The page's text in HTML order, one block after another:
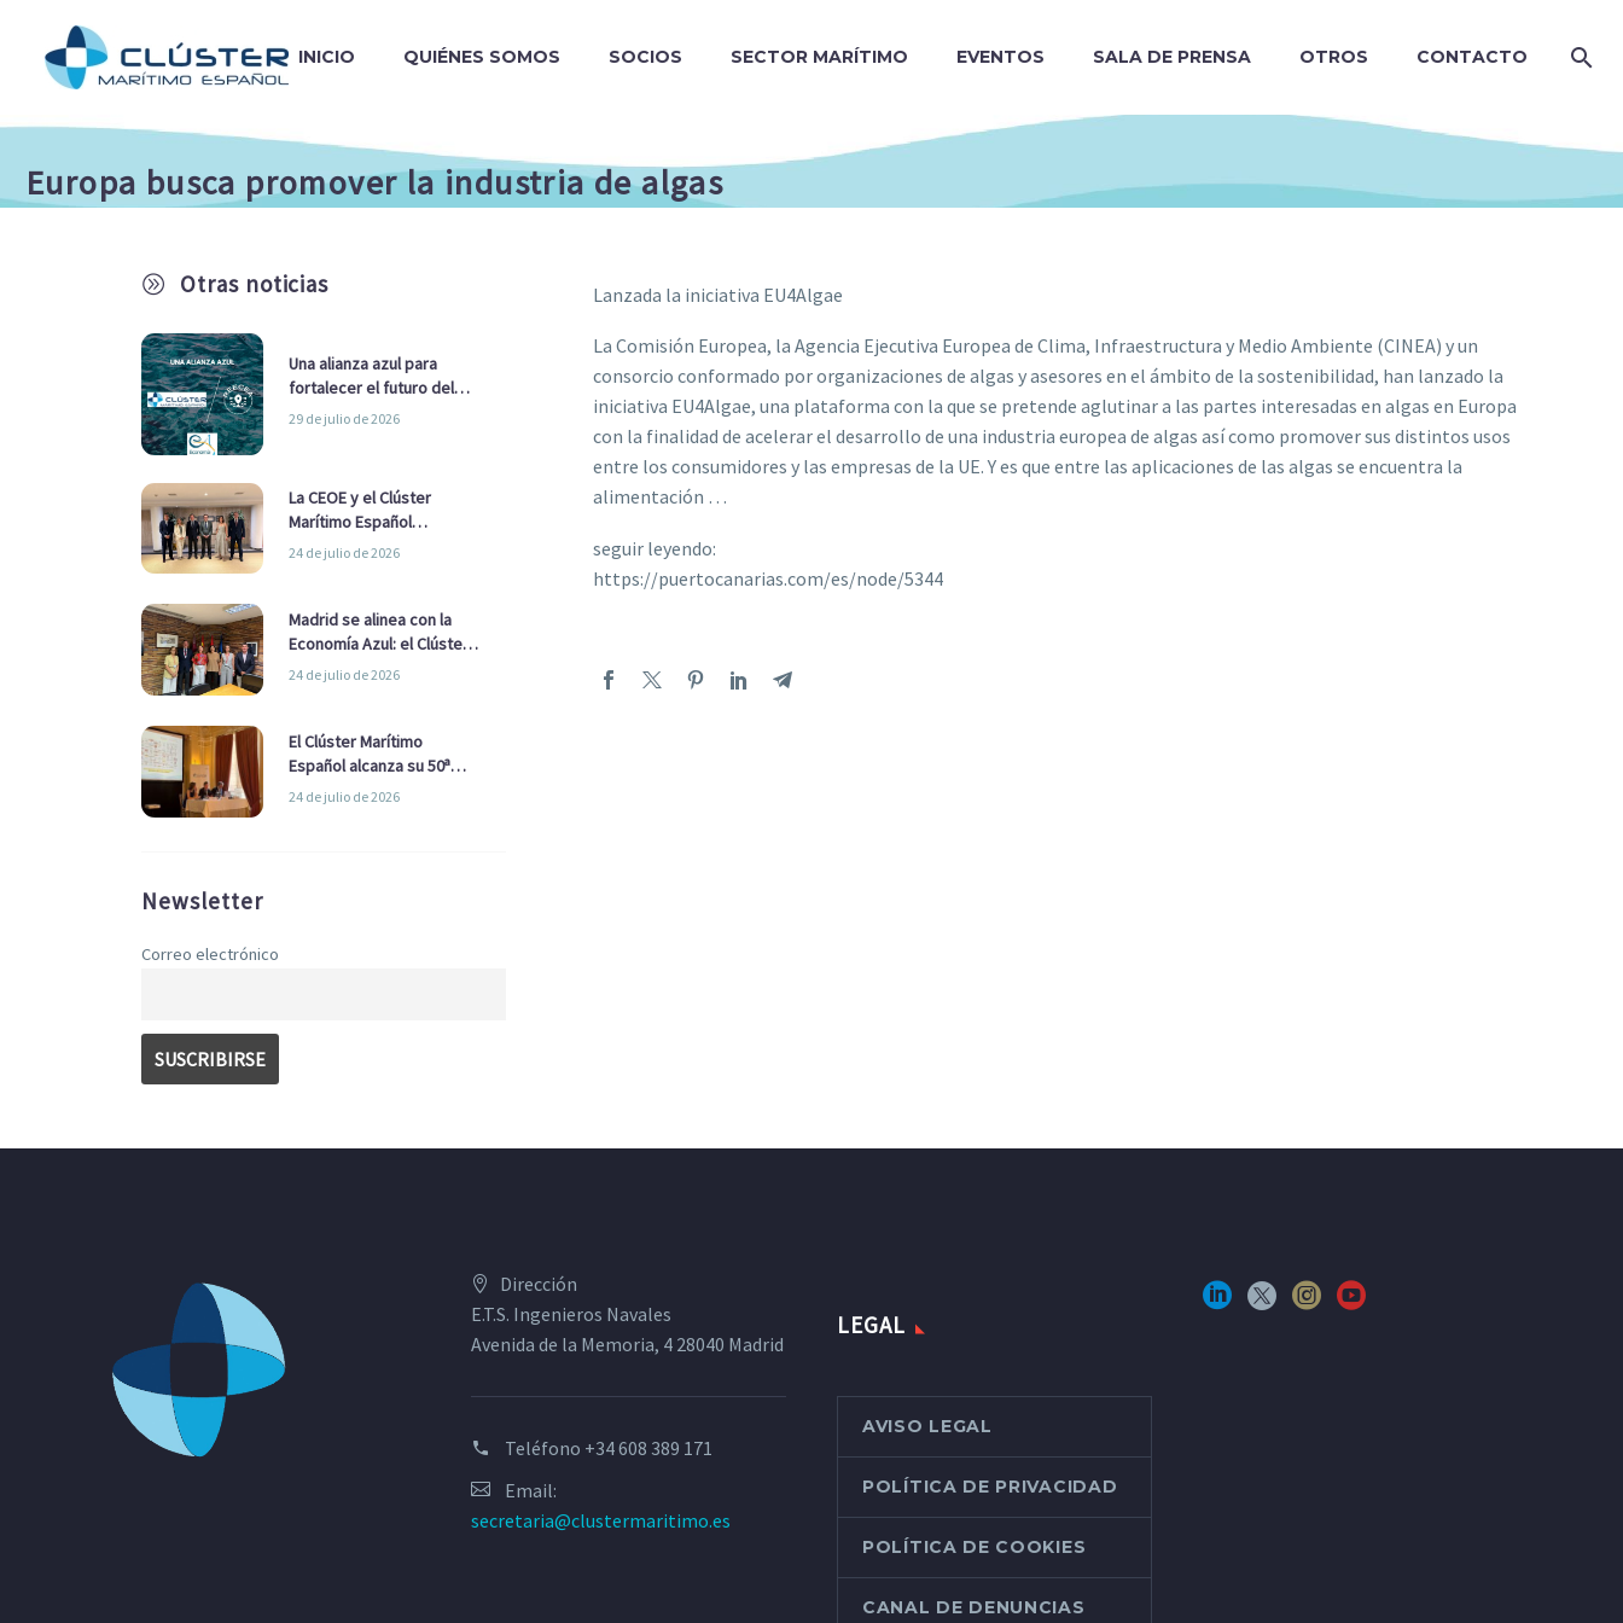
INICIO QUIÉNES SOMOS SOCIOS SECTOR MARÍTIMO EVENTOS SALA DE PRENSA OTROS CONTACTO
Europa busca promover la industria de algas
A Otras noticias
Una alianza azul para
fortalecer el futuro del
sector marítimo
29 de julio de 2026
La CEOE y el Clúster
Marítimo Español
refuerzan su alianza para
24 de julio de 2026
Madrid se alinea con la
Economía Azul: el Clúster
Marítimo Español y la Real
Ayuntamiento
24 de julio de 2026
El Clúster Marítimo
Español alcanza su 50ª
Asamblea reafirmando su
24 de julio de 2026
Newsletter
Correo electrónico
Lanzada la iniciativa EU4Algae
La Comisión Europea, la Agencia Ejecutiva Europea de Clima, Infraestructura y Medio Ambiente (CINEA) y un
consorcio conformado por organizaciones de algas y asesores en el ámbito de la sostenibilidad, han lanzado la
iniciativa EU4Algae, una plataforma con la que se pretende aglutinar a las partes interesadas en algas en Europa
con la finalidad de acelerar el desarrollo de una industria europea de algas así como promover sus distintos usos
entre los consumidores y las empresas de la UE. Y es que entre las aplicaciones de las algas se encuentra la
alimentación …
seguir leyendo:
https://puertocanarias.com/es/node/5344
Dirección
E.T.S. Ingenieros Navales
Avenida de la Memoria, 4 28040 Madrid
Teléfono +34 608 389 171
Email:
secretaria@clustermaritimo.es
LEGAL
AVISO LEGAL
POLÍTICA DE PRIVACIDAD
POLÍTICA DE COOKIES
CANAL DE DENUNCIAS